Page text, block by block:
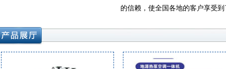
的信赖，使全国各地的客户享受